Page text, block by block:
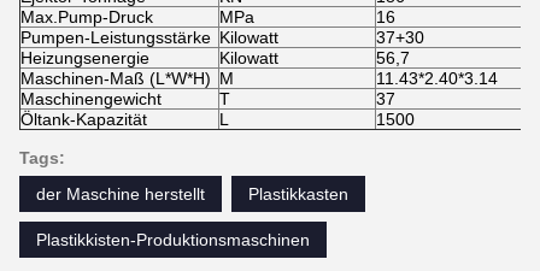
Max.Pump-Druck
MPa
16
Pumpen-Leistungsstärke Kilowatt
37+30
Heizungsenergie
Kilowatt
56,7
Maschinen-Maß (L*W*H) M
11.43*2.40*3.14
Maschinengewicht
T
37
Öltank-Kapazität
L
1500
Tags:
der Maschine herstellt
Plastikkasten
Plastikkisten-Produktionsmaschinen